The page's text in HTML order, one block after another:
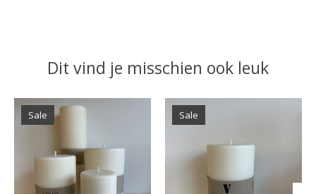
Dit vind je misschien ook leuk
Items van productcarrousel
Sale Sale